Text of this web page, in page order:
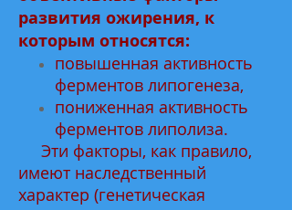
развития ожирения, к
которым относятся:
повышенная активность
ферментов липогенеза,
пониженная активность
ферментов липолиза.
Эти факторы, как правило,
имеют наследственный
характер (генетическая